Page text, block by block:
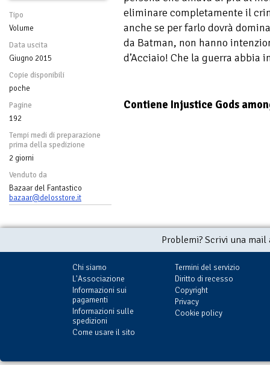
Tipo
Volume
Data uscita
Giugno 2015
Copie disponibili
poche
Pagine
192
Tempi medi di preparazione
prima della spedizione
2 giorni
Venduto da
Bazaar del Fantastico
bazaar@delosstore.it
eliminare completamente il
anche se per farlo dovrà
da Batman, non hanno
d’Acciaio! Che la guerra abbia
Contiene Injustice Gods
Problemi? Scrivi una
Chi siamo
L'Associazione
Informazioni sui
pagamenti
Informazioni sulle
spedizioni
Come usare il sito
Termini del servizio
Diritto di recesso
Copyright
Privacy
Cookie policy